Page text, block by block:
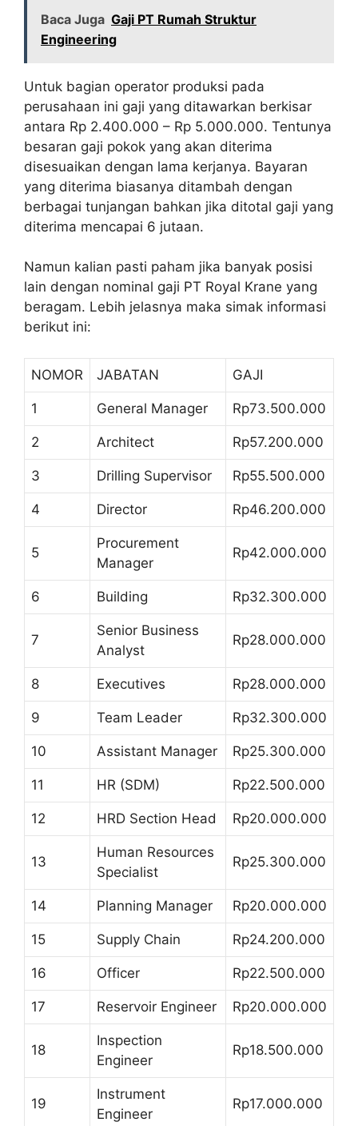
Baca Juga Gaji PT Rumah Struktur
Engineering
Untuk bagian operator produksi pada
perusahaan ini gaji yang ditawarkan berkisar
antara Rp 2.400.000 – Rp 5.000.000. Tentunya
besaran gaji pokok yang akan diterima
disesuaikan dengan lama kerjanya. Bayaran
yang diterima biasanya ditambah dengan
berbagai tunjangan bahkan jika ditotal gaji yang
diterima mencapai 6 jutaan.
Namun kalian pasti paham jika banyak posisi
lain dengan nominal gaji PT Royal Krane yang
beragam. Lebih jelasnya maka simak informasi
berikut ini:
NOMOR JABATAN GAJI
1 General Manager Rp73.500.000
2 Architect Rp57.200.000
3 Drilling Supervisor Rp55.500.000
4 Director Rp46.200.000
5
Procurement
Manager
Rp42.000.000
6 Building Rp32.300.000
7
Senior Business
Analyst
Rp28.000.000
8 Executives Rp28.000.000
9 Team Leader Rp32.300.000
10 Assistant Manager Rp25.300.000
11 HR (SDM) Rp22.500.000
12 HRD Section Head Rp20.000.000
13
Human Resources
Specialist
Rp25.300.000
14 Planning Manager Rp20.000.000
15 Supply Chain Rp24.200.000
16 Officer Rp22.500.000
17 Reservoir Engineer Rp20.000.000
18
Inspection
Engineer
Rp18.500.000
19
Instrument
Engineer
Rp17.000.000